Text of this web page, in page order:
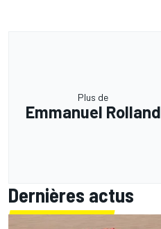
Plus de
Emmanuel Rolland
Dernières actus